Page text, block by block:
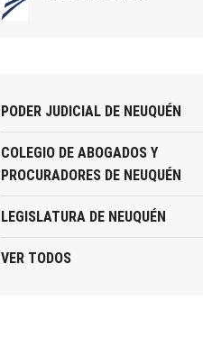
PODER JUDICIAL DE NEUQUÉN
COLEGIO DE ABOGADOS Y
PROCURADORES DE NEUQUÉN
LEGISLATURA DE NEUQUÉN
VER TODOS